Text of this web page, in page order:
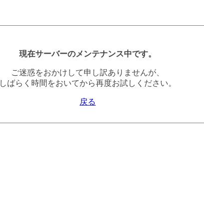
現在サーバーのメンテナンス中です。
ご迷惑をおかけして申し訳ありませんが、
しばらく時間をおいてから再度お試しください。
戻る